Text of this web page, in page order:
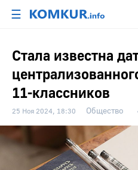
☰
Стала известна
11-классников
25 Ноя 2024, 18:30 Общество